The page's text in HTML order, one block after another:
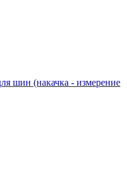
шин (накачка - измерение